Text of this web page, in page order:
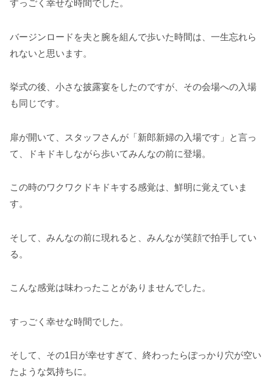
すっごく幸せな時間でした。
バージンロードを夫と腕を組んで歩いた時間は、一生忘れら
れないと思います。
挙式の後、小さな披露宴をしたのですが、その会場への入場
も同じです。
扉が開いて、スタッフさんが「新郎新婦の入場です」と言っ
て、ドキドキしながら歩いてみんなの前に登場。
この時のワクワクドキドキする感覚は、鮮明に覚えていま
す。
そして、みんなの前に現れると、みんなが笑顔で拍手してい
る。
こんな感覚は味わったことがありませんでした。
すっごく幸せな時間でした。
そして、その1日が幸せすぎて、終わったらぽっかり穴が空い
たような気持ちに。